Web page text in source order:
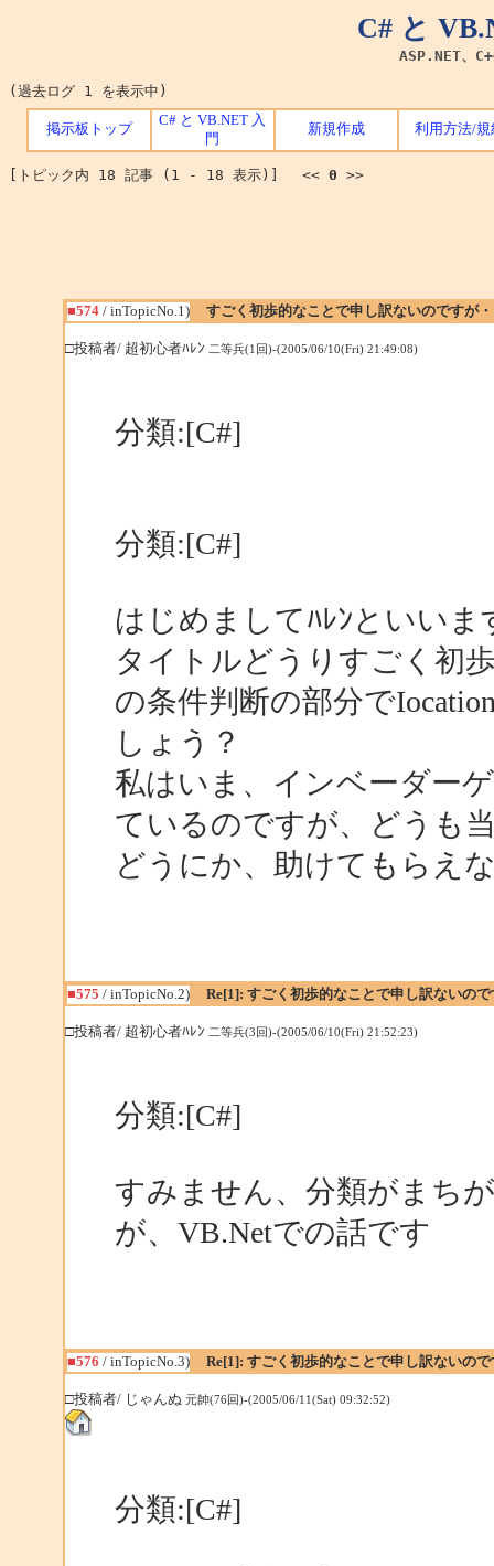
C# と
ASP.NET、
(過去ログ 1 を表示中)
掲示板トップ
C# と VB.NET 入
門
新規作成 利用方法/規
[トピック内 18 記事 (1 - 18 表示)] << 0 >>
■574/ inTopicNo.1) すごく初歩的なことで申し訳ないのですが
□投稿者/ 超初心者ﾊﾚﾝ 二等兵(1回)-(2005/06/10(Fri) 21:49:08)
分類:[C#]
分類:[C#]
はじめましてﾊﾚﾝといいま
タイトルどうりすごく初
の条件判断の部分で
しょう？
私はいま、インベーダー
ているのですが、どうも
どうにか、助けてもらえ
■575 / inTopicNo.2) Re[1]: すごく初歩的なことで申し訳ないの
□投稿者/ 超初心者ﾊﾚﾝ 二等兵(3回)-(2005/06/10(Fri) 21:52:23)
分類:[C#]
すみません、分類がまち
が、VB.Netでの話です
■576 / inTopicNo.3) Re[1]: すごく初歩的なことで申し訳ないの
□投稿者/ じゃんぬ 元帥(76回)-(2005/06/11(Sat) 09:32:52)
分類:[C#]